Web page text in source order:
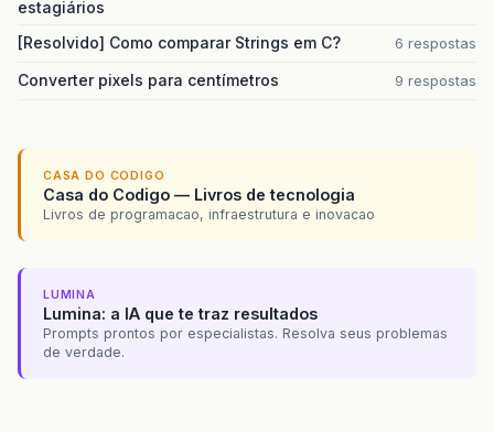
estagiários
[Resolvido] Como comparar Strings em C?
6 respostas
Converter pixels para centímetros 9 respostas
CASA DO CODIGO
Casa do Codigo — Livros de tecnologia
Livros de programacao, infraestrutura e inovacao
LUMINA
Lumina: a IA que te traz resultados
Prompts prontos por especialistas. Resolva seus problemas
de verdade.